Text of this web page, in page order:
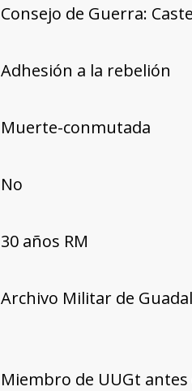
Consejo de Guerra:
Adhesión a la rebelión
Muerte-conmutada
No
30 años RM
Archivo Militar de
Miembro de UUGt